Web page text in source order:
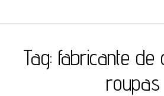
Tag: fabricante de
roupas